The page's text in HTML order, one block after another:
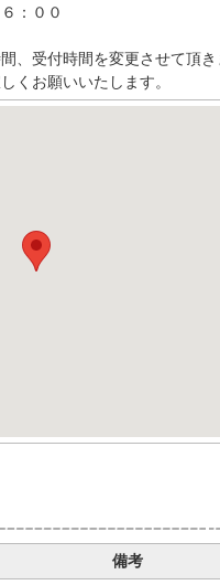
：００
、受付時間を変更させて頂き
くお願いいたします。
備考